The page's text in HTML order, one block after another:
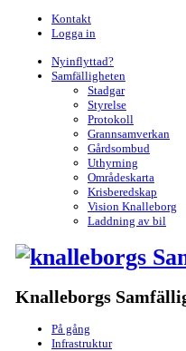
Kontakt
Logga in
Nyinflyttad?
Samfälligheten
Stadgar
Styrelse
Protokoll
Grannsamverkan
Gårdsombud
Uthyrning
Områdeskarta
Krisberedskap
Vision Knalleborg
Laddning av bil
Knalleborgs
På gång
Infrastruktur